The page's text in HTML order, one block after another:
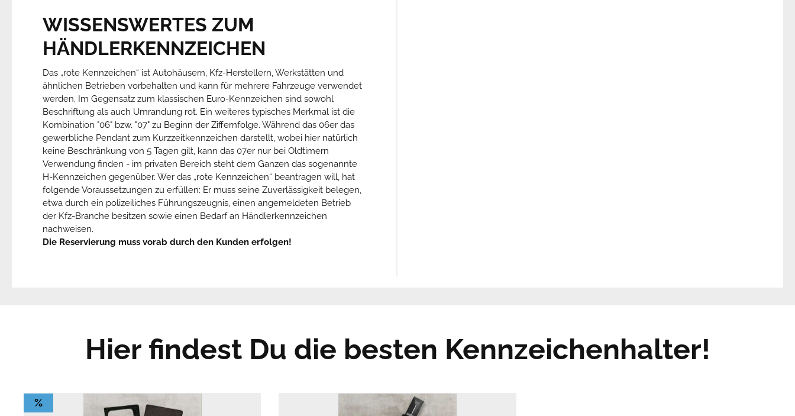
WISSENSWERTES ZUM
HÄNDLERKENNZEICHEN
Das „rote Kennzeichen“ ist Autohäusern, Kfz-Herstellern, Werkstätten und
ähnlichen Betrieben vorbehalten und kann für mehrere Fahrzeuge verwendet
werden. Im Gegensatz zum klassischen Euro-Kennzeichen sind sowohl
Beschriftung als auch Umrandung rot. Ein weiteres typisches Merkmal ist die
Kombination "06" bzw. "07" zu Beginn der Ziffernfolge. Während das 06er das
gewerbliche Pendant zum Kurzzeitkennzeichen darstellt, wobei hier natürlich
keine Beschränkung von 5 Tagen gilt, kann das 07er nur bei Oldtimern
Verwendung finden - im privaten Bereich steht dem Ganzen das sogenannte
H-Kennzeichen gegenüber. Wer das „rote Kennzeichen“ beantragen will, hat
folgende Voraussetzungen zu erfüllen: Er muss seine Zuverlässigkeit belegen,
etwa durch ein polizeiliches Führungszeugnis, einen angemeldeten Betrieb
der Kfz-Branche besitzen sowie einen Bedarf an Händlerkennzeichen
nachweisen.
Die Reservierung muss vorab durch den Kunden erfolgen!
Hier findest Du die besten Kennzeichenhalter!
%